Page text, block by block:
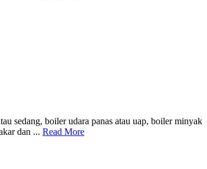
sedang, boiler udara panas atau uap, boiler minyak
dan ... Read More